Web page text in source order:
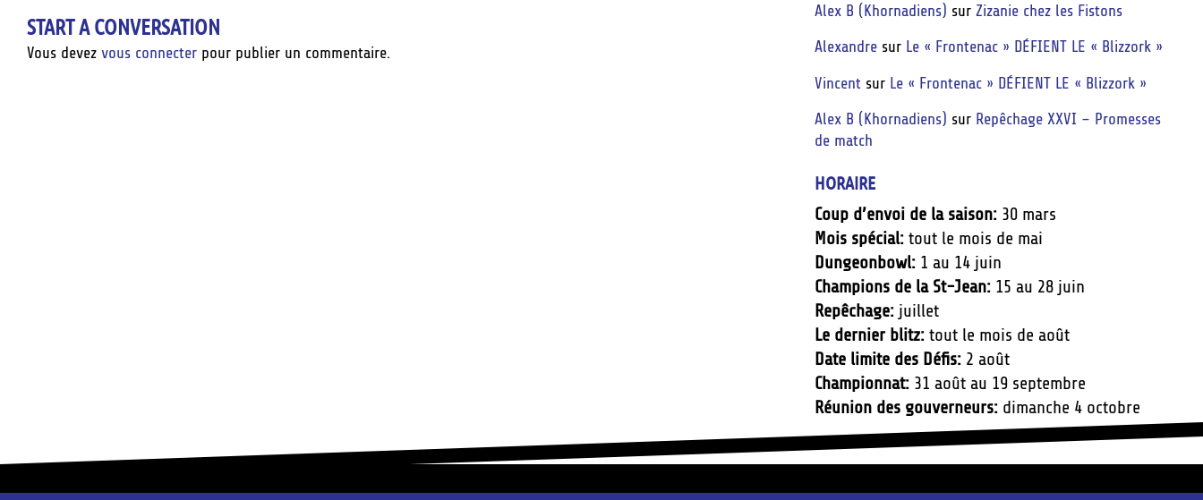
START A CONVERSATION
Vous devez vous connecter pour publier un commentaire.
Alex B (Khornadiens) surZizanie chez les Fistons
Alexandre sur Le « Frontenac » DÉFIENT LE « Blizzork »
Vincent sur Le « Frontenac » DÉFIENT LE « Blizzork »
Alex B (Khornadiens) sur Repêchage XXVI – Promesses
de match
HORAIRE
Coup d’envoi de la saison: 30 mars
Mois spécial: tout le mois de mai
Dungeonbowl: 1 au 14 juin
Champions de la St-Jean: 15 au 28 juin
Repêchage: juillet
Le dernier blitz: tout le mois de août
Date limite des Défis: 2 août
Championnat: 31 août au 19 septembre
Réunion des gouverneurs: dimanche 4 octobre